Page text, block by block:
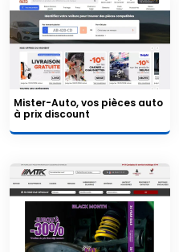
Mister-Auto, vos pièces auto
à prix discount